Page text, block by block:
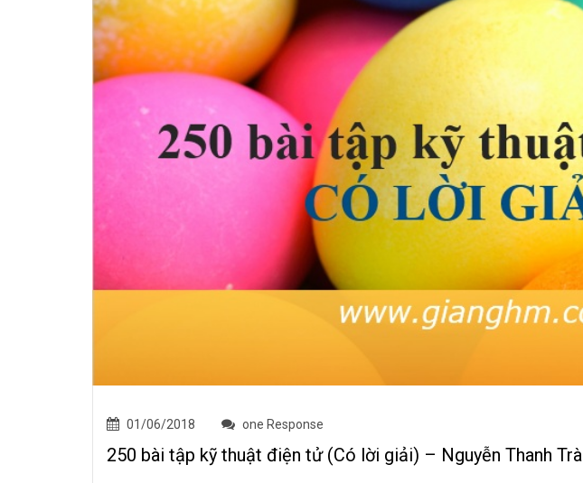
01/06/2018 one Response
250 bài tập kỹ thuật điện tử (Có lời giải) – Nguyễn Thanh Trà